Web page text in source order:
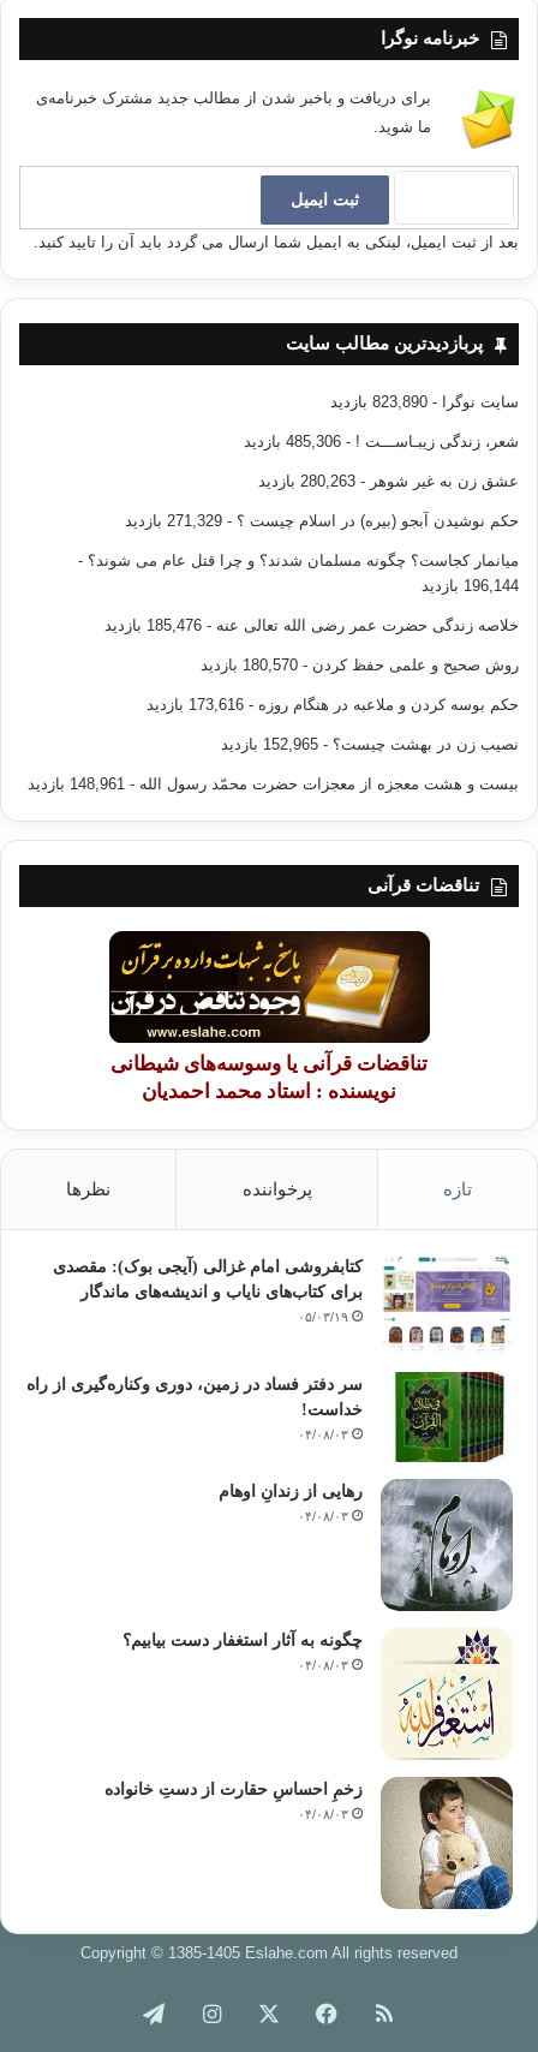
خبرنامه نوگرا
برای دریافت و باخبر شدن از مطالب جدید مشترک خبرنامه‌ی
ما شوید.
بعد از ثبت ایمیل، لینکی به ایمیل شما ارسال می گردد باید آن را تایید کنید.
پربازدیدترین مطالب سایت
سایت نوگرا - 823,890 بازدید
شعر، زندگی زیبـاســـت ! - 485,306 بازدید
عشق زن به غیر شوهر - 280,263 بازدید
حکم نوشیدن آبجو (بیره) در اسلام چیست ؟ - 271,329 بازدید
میانمار کجاست؟ چگونه مسلمان شدند؟ و چرا قتل عام می شوند؟ -
196,144 بازدید
خلاصه زندگی حضرت عمر رضی الله تعالی عنه - 185,476 بازدید
روش صحیح و علمی حفظ کردن - 180,570 بازدید
حکم بوسه کردن و ملاعبه در هنگام روزه - 173,616 بازدید
نصیب زن در بهشت چیست؟ - 152,965 بازدید
بیست و هشت معجزه از معجزات حضرت محمّد رسول الله - 148,961 بازدید
تناقضات قرآنی
تناقضات قرآنی یا وسوسه‌های شیطانی
نویسنده : استاد محمد احمدیان
تازه پرخواننده نظرها
کتابفروشی امام غزالی (آیجی بوک): مقصدی
برای کتاب‌های نایاب و اندیشه‌های ماندگار
۰۵/۰۳/۱۹
سر دفتر فساد در زمین‌، دوری وکناره‌گیری از راه
خداست‌!
۰۴/۰۸/۰۳
رهایی از زندانِ اوهام
۰۴/۰۸/۰۳
چگونه به آثار استغفار دست بیابیم؟
۰۴/۰۸/۰۳
زخمِ احساسِ حقارت از دستِ خانواده
۰۴/۰۸/۰۳
Copyright © 1385-1405 Eslahe.com All rights reserved
خوراک فیس اینستاگرام